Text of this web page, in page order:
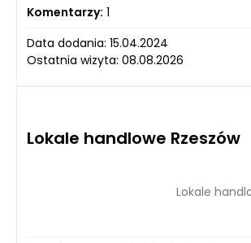
Komentarzy: 1
Data dodania: 15.04.2024
Ostatnia wizyta: 08.08.2026
Lokale handlowe Rzeszów
Lokale